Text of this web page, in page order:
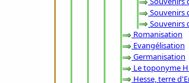
Romanisation
Evangélisation
Germanisation
Le toponyme
Hesse, terre